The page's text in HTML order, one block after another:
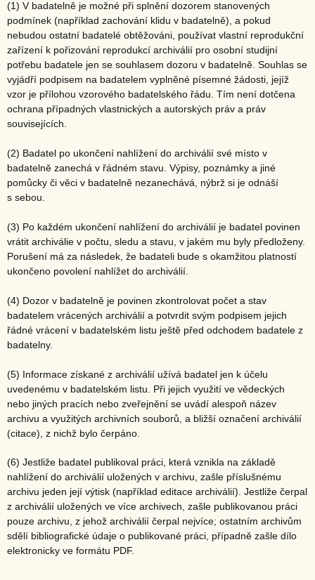
(1) V badatelně je možné při splnění dozorem stanovených
podmínek (například zachování klidu v badatelně), a pokud
nebudou ostatní badatelé obtěžováni, používat vlastní reprodukční
zařízení k pořizování reprodukcí archiválií pro osobní studijní
potřebu badatele jen se souhlasem dozoru v badatelně. Souhlas se
vyjádří podpisem na badatelem vyplněné písemné žádosti, jejíž
vzor je přílohou vzorového badatelského řádu. Tím není dotčena
ochrana případných vlastnických a autorských práv a práv
souvisejících.
(2) Badatel po ukončení nahlížení do archiválií své místo v
badatelně zanechá v řádném stavu. Výpisy, poznámky a jiné
pomůcky či věci v badatelně nezanechává, nýbrž si je odnáší
s sebou.
(3) Po každém ukončení nahlížení do archiválií je badatel povinen
vrátit archiválie v počtu, sledu a stavu, v jakém mu byly předloženy.
Porušení má za následek, že badateli bude s okamžitou platností
ukončeno povolení nahlížet do archiválií.
(4) Dozor v badatelně je povinen zkontrolovat počet a stav
badatelem vrácených archiválií a potvrdit svým podpisem jejich
řádné vrácení v badatelském listu ještě před odchodem badatele z
badatelny.
(5) Informace získané z archiválií užívá badatel jen k účelu
uvedenému v badatelském listu. Při jejich využití ve vědeckých
nebo jiných pracích nebo zveřejnění se uvádí alespoň název
archivu a využitých archivních souborů, a bližší označení archiválií
(citace), z nichž bylo čerpáno.
(6) Jestliže badatel publikoval práci, která vznikla na základě
nahlížení do archiválií uložených v archivu, zašle příslušnému
archivu jeden její výtisk (například editace archiválií). Jestliže čerpal
z archiválií uložených ve více archivech, zašle publikovanou práci
pouze archivu, z jehož archiválií čerpal nejvíce; ostatním archivům
sdělí bibliografické údaje o publikované práci, případně zašle dílo
elektronicky ve formátu PDF.